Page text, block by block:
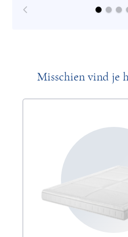
Misschien vind je